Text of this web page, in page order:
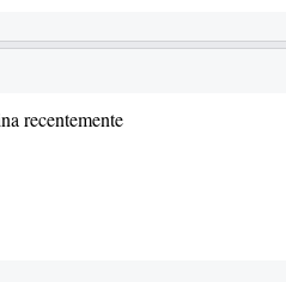
recentemente